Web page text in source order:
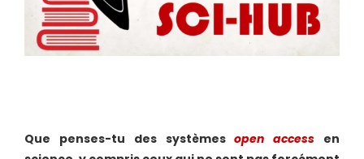
Que penses-tu des systèmesopen access en